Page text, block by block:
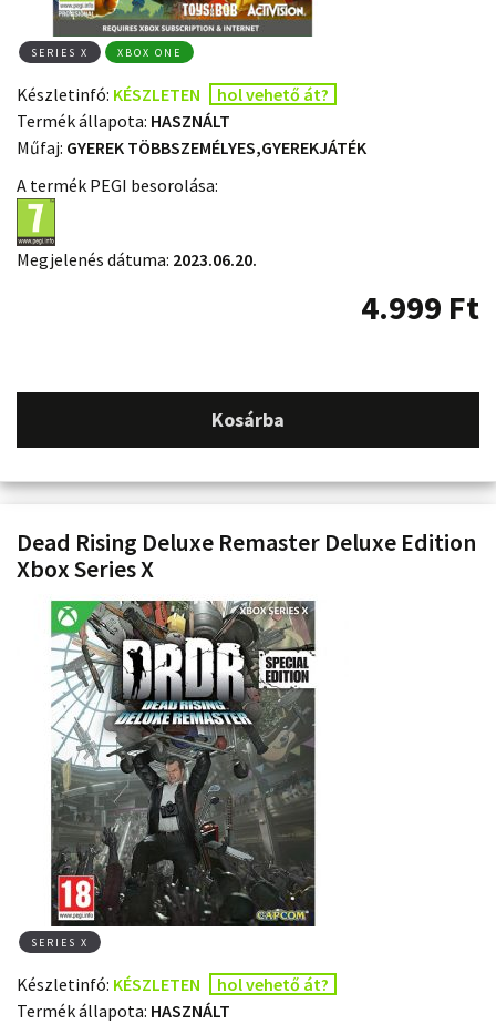
SERIES X XBOX ONE
Készletinfó: KÉSZLETEN
hol vehető át?
Termék állapota: HASZNÁLT
Műfaj: GYEREK TÖBBSZEMÉLYES,GYEREKJÁTÉK
A termék PEGI besorolása:
Megjelenés dátuma: 2023.06.20.
4.999 Ft
Kosárba
Dead Rising Deluxe Remaster Deluxe Edition
Xbox Series X
SERIES X
Készletinfó: KÉSZLETEN
hol vehető át?
Termék állapota: HASZNÁLT